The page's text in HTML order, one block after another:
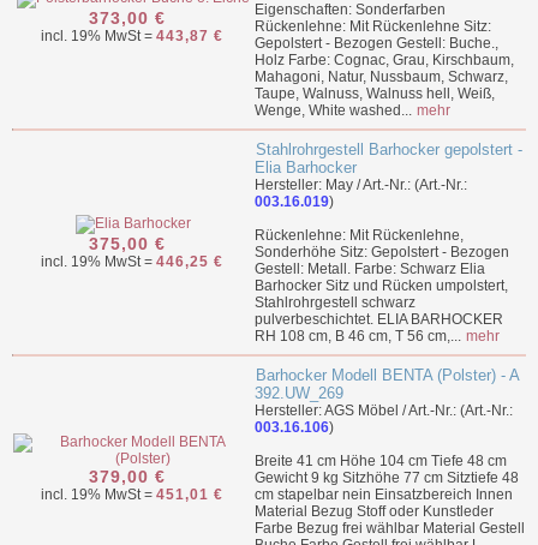
373,00 €
incl. 19% MwSt = 443,87 €
Eigenschaften: Sonderfarben
Rückenlehne: Mit Rückenlehne Sitz:
Gepolstert - Bezogen Gestell: Buche.,
Holz Farbe: Cognac, Grau, Kirschbaum,
Mahagoni, Natur, Nussbaum, Schwarz,
Taupe, Walnuss, Walnuss hell, Weiß,
Wenge, White washed... mehr
375,00 €
incl. 19% MwSt = 446,25 €
Stahlrohrgestell Barhocker gepolstert -
Elia Barhocker
Hersteller: May / Art.-Nr.: (Art.-Nr.:
003.16.019)
Rückenlehne: Mit Rückenlehne,
Sonderhöhe Sitz: Gepolstert - Bezogen
Gestell: Metall. Farbe: Schwarz Elia
Barhocker Sitz und Rücken umpolstert,
Stahlrohrgestell schwarz
pulverbeschichtet. ELIA BARHOCKER
RH 108 cm, B 46 cm, T 56 cm,... mehr
379,00 €
incl. 19% MwSt = 451,01 €
Barhocker Modell BENTA (Polster) - A
392.UW_269
Hersteller: AGS Möbel / Art.-Nr.: (Art.-Nr.:
003.16.106)
Breite 41 cm Höhe 104 cm Tiefe 48 cm
Gewicht 9 kg Sitzhöhe 77 cm Sitztiefe 48
cm stapelbar nein Einsatzbereich Innen
Material Bezug Stoff oder Kunstleder
Farbe Bezug frei wählbar Material Gestell